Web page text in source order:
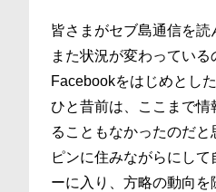
皆さまがセブ島通信を読
また状況が変わっている
Facebookをはじめとし
ひと昔前は、ここまで情
ることもなかったのだと
ピンに住みながらにして
ーに入り、方略の動向を